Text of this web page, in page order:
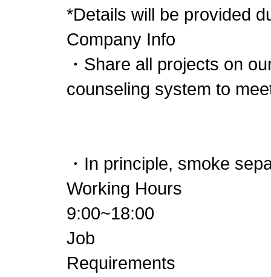
*Details will be provided
Company Info
・Share all projects on
counseling system to
・In principle, smoke
Working Hours
9:00~18:00
Job
Requirements